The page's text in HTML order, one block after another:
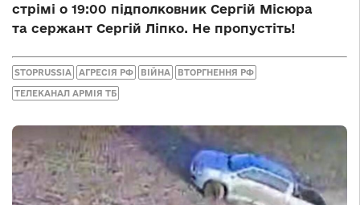
стрімі о 19:00 підполковник Сергій Місюра
та сержант Сергій Ліпко. Не пропустіть!
STOPRUSSIA АГРЕСІЯ РФ ВІЙНА ВТОРГНЕННЯ РФ
ТЕЛЕКАНАЛ АРМІЯ ТБ